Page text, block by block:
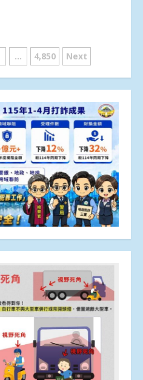
... 4,850 Next